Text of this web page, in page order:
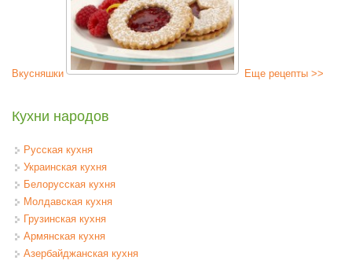
Вкусняшки Еще рецепты >>
Кухни народов
Русская кухня
Украинская кухня
Белорусская кухня
Молдавская кухня
Грузинская кухня
Армянская кухня
Азербайджанская кухня